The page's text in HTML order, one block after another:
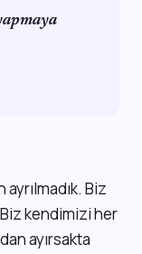
Biz
Biz kendimizi her
ayırsakta